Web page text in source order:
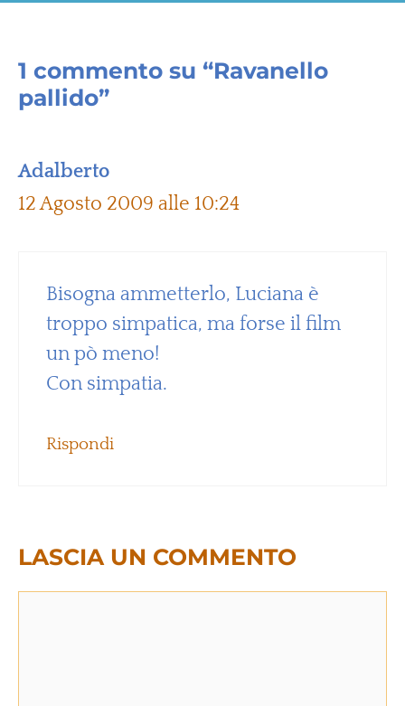
1 commento su “Ravanello
pallido”
Adalberto
12 Agosto 2009 alle 10:24
Bisogna ammetterlo, Luciana è
troppo simpatica, ma forse il film
un pò meno!
Con simpatia.
Rispondi
LASCIA UN COMMENTO